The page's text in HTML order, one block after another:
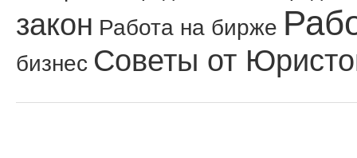
закон Работа на бирже
бизнес Советы от